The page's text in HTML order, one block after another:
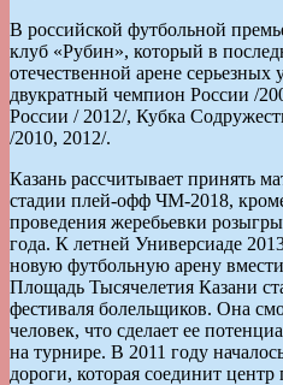
В российской футбольной
клуб «Рубин», который в
отечественной арене
двукратный чемпион России /
России / 2012/, Кубка
/2010, 2012/.
Казань рассчитывает принять
стадии плей-офф ЧМ-2018,
проведения жеребьевки
года. К летней Универсиаде
новую футбольную арену
Площадь Тысячелетия Казани
фестиваля болельщиков. Она
человек, что сделает ее
на турнире. В 2011 году
дороги, которая соединит